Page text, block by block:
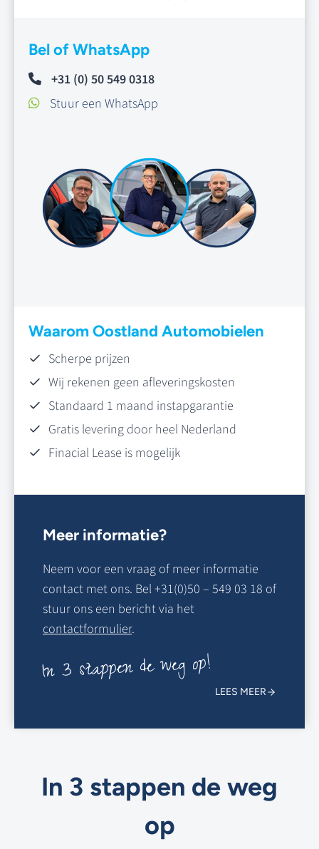
Bel of WhatsApp
+31 (0) 50 549 0318
Stuur een WhatsApp
Waarom Oostland Automobielen
Scherpe prijzen
Wij rekenen geen afleveringskosten
Standaard 1 maand instapgarantie
Gratis levering door heel Nederland
Finacial Lease is mogelijk
Meer informatie?
Neem voor een vraag of meer informatie
contact met ons. Bel +31(0)50 – 549 03 18 of
stuur ons een bericht via het
contactformulier.
In 3 stappen de weg op!
LEES MEER
In 3 stappen de weg
op